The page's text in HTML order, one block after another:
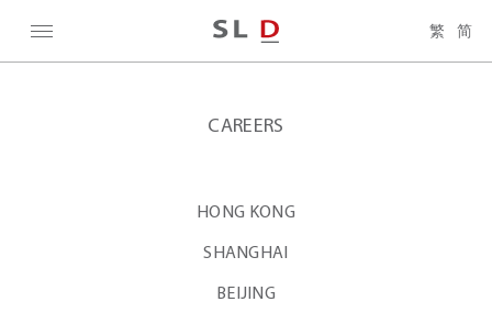
繁 简
CAREERS
HONG KONG
SHANGHAI
BEIJING